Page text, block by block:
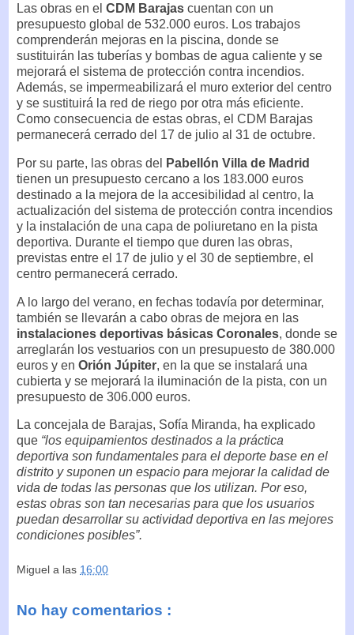
Las obras en el CDM Barajas cuentan con un
presupuesto global de 532.000 euros. Los trabajos
comprenderán mejoras en la piscina, donde se
sustituirán las tuberías y bombas de agua caliente y se
mejorará el sistema de protección contra incendios.
Además, se impermeabilizará el muro exterior del centro
y se sustituirá la red de riego por otra más eficiente.
Como consecuencia de estas obras, el CDM Barajas
permanecerá cerrado del 17 de julio al 31 de octubre.
Por su parte, las obras del
Pabellón Villa de Madrid
tienen un presupuesto cercano a los 183.000 euros
destinado a la mejora de la accesibilidad al centro, la
actualización del sistema de protección contra incendios
y la instalación de una capa de poliuretano en la pista
deportiva. Durante el tiempo que duren las obras,
previstas entre el 17 de julio y el 30 de septiembre, el
centro permanecerá cerrado.
A lo largo del verano, en fechas todavía por determinar,
también se llevarán a cabo obras de mejora en las
instalaciones deportivas básicas Coronales, donde se
arreglarán los vestuarios con un presupuesto de 380.000
euros y en Orión Júpiter, en la que se instalará una
cubierta y se mejorará la iluminación de la pista, con un
presupuesto de 306.000 euros.
La concejala de Barajas, Sofía Miranda, ha explicado
que “los equipamientos destinados a la práctica
deportiva son fundamentales para el deporte base en el
distrito y suponen un espacio para mejorar la calidad de
vida de todas las personas que los utilizan. Por eso,
estas obras son tan necesarias para que los usuarios
puedan desarrollar su actividad deportiva en las mejores
condiciones posibles”.
Miguel a las 16:00
No hay comentarios :